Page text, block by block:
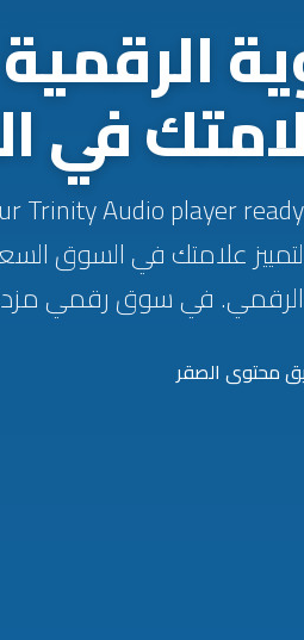
في
لتمييز علامتك في السوق
الرقمي. في سوق رقمي
محتوى الصقر